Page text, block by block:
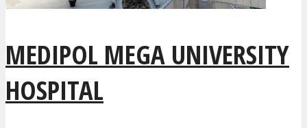
MEDIPOL MEGA UNIVERSITY
HOSPITAL